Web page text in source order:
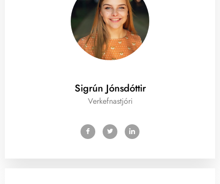
Sigrún Jónsdóttir
Verkefnastjóri